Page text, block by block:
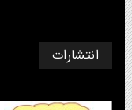
انتشارات